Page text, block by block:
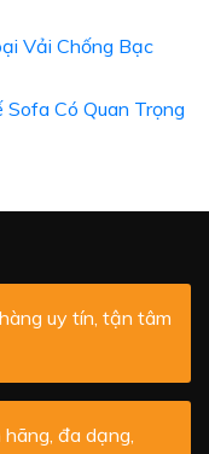
Vải Chống Bạc
Có Quan Trọng
uy tín, tận tâm
đa dạng,